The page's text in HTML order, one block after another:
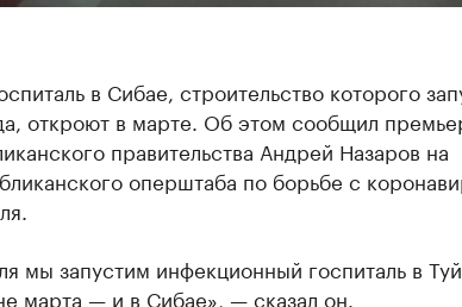
в Сибае, строительство которого
откроют в марте. Об этом сообщил
правительства Андрей Назаров на
оперштаба по борьбе с
мы запустим инфекционный госпиталь в
марта — и в Сибае», — сказал он.